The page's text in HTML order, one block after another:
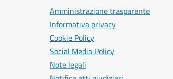
Amministrazione trasparente
Informativa privacy
Cookie Policy
Social Media Policy
Note legali